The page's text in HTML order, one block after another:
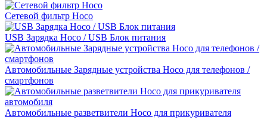
Сетевой фильтр Hoco
USB Зарядка Hoco / USB Блок питания
Автомобильные Зарядные устройства Hoco для телефонов /
смартфонов
Автомобильные разветвители Hoco для прикуривателя